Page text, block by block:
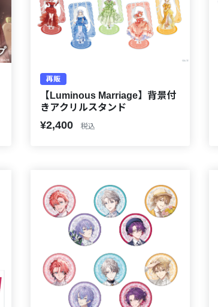
再販
【Luminous Marriage】背景付
きアクリルスタンド
¥2,400 税込